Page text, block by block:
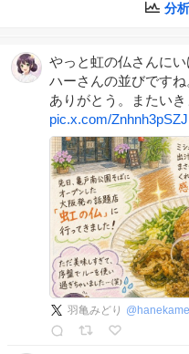
分
やっと虹の仏さんに
ハーさんの並びです
ありがとう。またいき
pic.x.com/Znhnh3pSZJ
羽亀みどり @